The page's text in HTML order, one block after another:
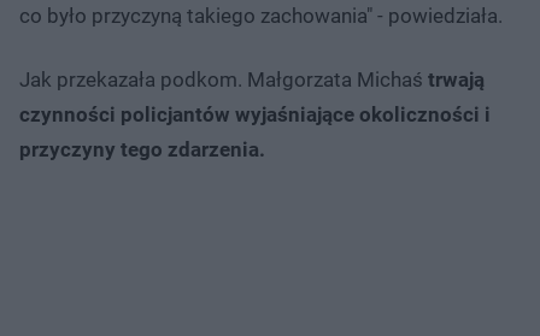
co było przyczyną takiego zachowania" - powiedziała.
Jak przekazała podkom. Małgorzata Michaś trwają
czynności policjantów wyjaśniające okoliczności i
przyczyny tego zdarzenia.